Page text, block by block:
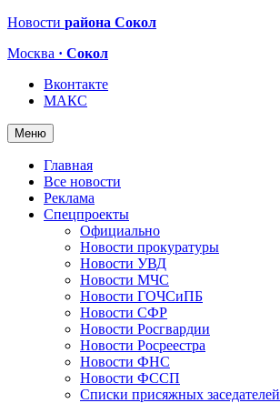
Новости района Сокол
Москва · Сокол
Вконтакте
МАКС
Меню
Главная
Все новости
Реклама
Спецпроекты
Официально
Новости прокуратуры
Новости УВД
Новости МЧС
Новости ГОЧСиПБ
Новости СФР
Новости Росгвардии
Новости Росреестра
Новости ФНС
Новости ФССП
Списки присяжных заседателей